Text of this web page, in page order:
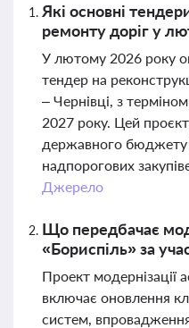
Які основні
ремонту доріг у
У лютому 2026 року
тендер на
– Чернівці, з
2027 року. Цей
державного бюджету
надпорогових
Джерело
Що передбачає
«Бориспіль» за
Проект модернізації
включає оновлення
систем,